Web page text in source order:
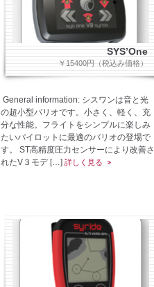
SYS’One
￥15400円（税込み価格）
General information: シスワンは音と光
の超小型バリオです。小さく、軽く、充
分な性能。フライトをシンプルに楽しみ
たいパイロットに最適のバリオの登場で
す。 ST高精度圧力センサーにより改善さ
れたV３モデ […] 詳しく見る